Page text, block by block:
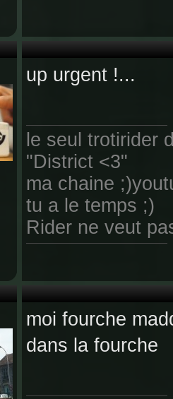
up urgent !...
le seul trotirider
"District <3"
ma chaine
tu a le temps ;)
Rider ne veut
moi fourche
dans la fourche